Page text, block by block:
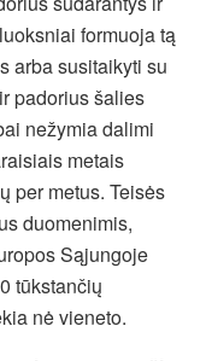
formuoja tą
arba susitaikyti su
padorius šalies
nežymia dalimi
metais
per metus. Teisės
duomenimis,
Sąjungoje
tūkstančių
nė vieneto.